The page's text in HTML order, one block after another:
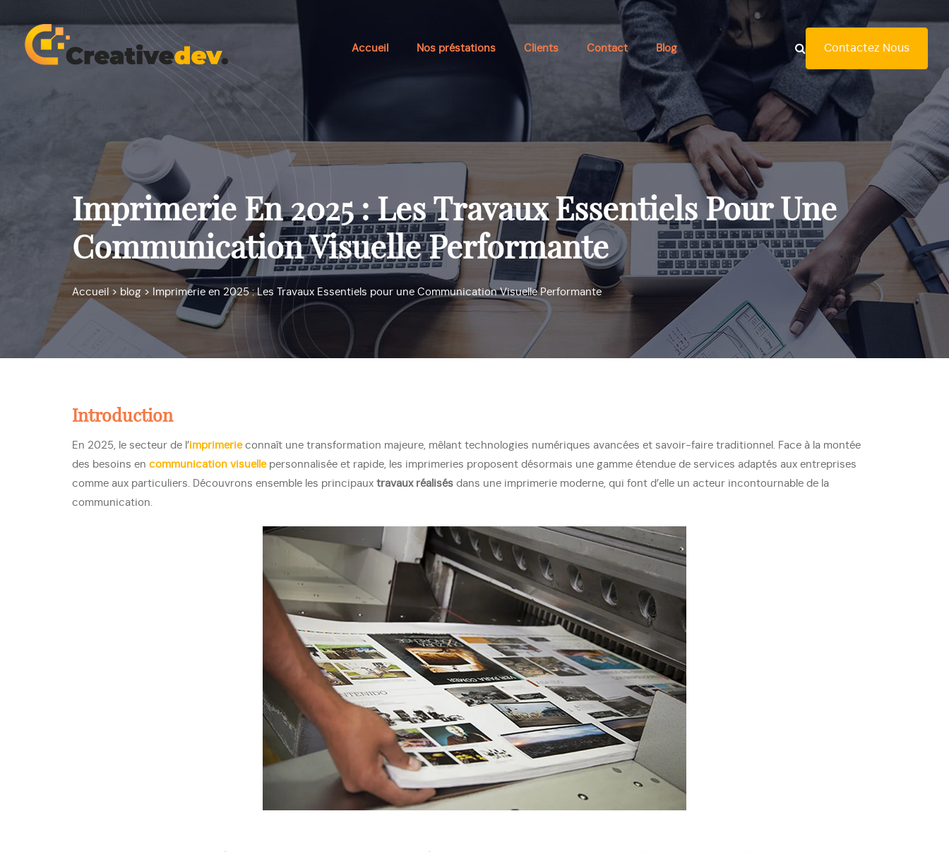
Accueil Nos préstations Clients Contact Blog Contactez Nous
Imprimerie En 2025 : Les Travaux Essentiels Pour Une
Communication Visuelle Performante
Accueil > blog > Imprimerie en 2025 : Les Travaux Essentiels pour une Communication Visuelle Performante
Introduction
En 2025, le secteur de l’imprimerieconnaît une transformation majeure, mêlant technologies numériques avancées et savoir-faire traditionnel. Face à la montée
des besoins en communication visuellepersonnalisée et rapide, les imprimeries proposent désormais une gamme étendue de services adaptés aux entreprises
comme aux particuliers. Découvrons ensemble les principaux travaux réalisés dans une imprimerie moderne, qui font d’elle un acteur incontournable de la
communication.